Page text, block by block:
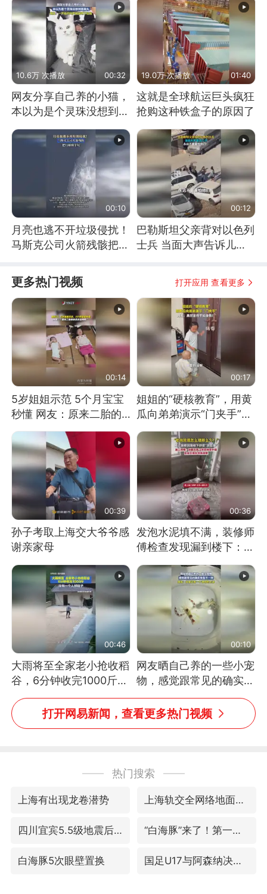
10.6万 次播放 00:32
网友分享自己养的小猫，
本以为是个灵珠没想到是
19.0万 次播放 01:40
这就是全球航运巨头疯狂
抢购这种铁盒子的原因了
00:10
月亮也逃不开垃圾侵扰！
马斯克公司火箭残骸把月
00:12
巴勒斯坦父亲背对以色列
士兵 当面大声告诉儿
更多热门视频 打开应用 查看更多
00:14
5岁姐姐示范 5个月宝宝
秒懂 网友：原来二胎的
快乐长这样
00:17
姐姐的“硬核教育”，用黄
瓜向弟弟演示“门夹手”，
网友：果然言传不如身
教！
00:39
孙子考取上海交大爷爷感
谢亲家母
00:36
发泡水泥填不满，装修师
傅检查发现漏到楼下：出
风口未延伸到外墙
00:46
大雨将至全家老小抢收稻
谷，6分钟收完1000斤，
没有一个人掉链子
00:10
网友晒自己养的一些小宠
物，感觉跟常见的确实有
些不一样
打开网易新闻，查看更多热门视频
热门搜索
上海有出现龙卷潜势 上海轨交全网络地面高架区段限速运行
四川宜宾5.5级地震后余震为何不断 “白海豚”来了！第一批飞机已绑好
白海豚5次眼壁置换 国足U17与阿森纳决赛取消 并列冠军